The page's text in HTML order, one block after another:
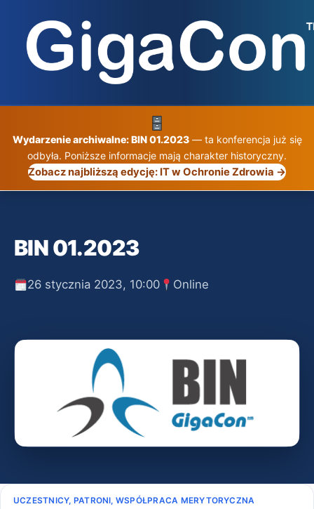
treści
Wydarzenie archiwalne: BIN 01.2023— ta konferencja już się
odbyła. Poniższe informacje mają charakter historyczny.
Zobacz najbliższą edycję: IT w Ochronie Zdrowia →
BIN 01.2023
26 stycznia 2023, 10:00 Online
UCZESTNICY, PATRONI, WSPÓŁPRACA MERYTORYCZNA